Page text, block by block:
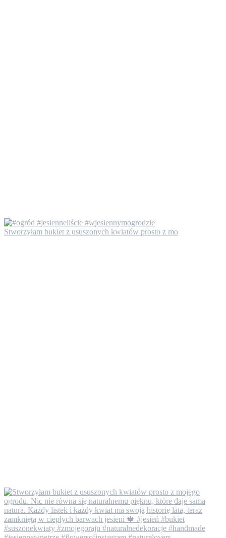
Stworzyłam bukiet z ususzonych kwiatów prosto z mo